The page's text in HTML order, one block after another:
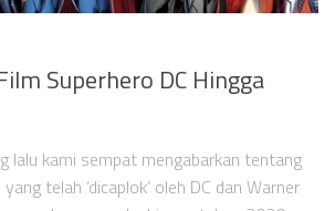
Superhero DC Hingga
lalu kami sempat mengabarkan tentang
telah ‘dicaplok’ oleh DC dan Warner